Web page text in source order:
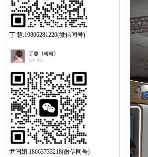
丁 慧:19806281220(微信同号)
尹国娟:18663733218(微信同号)